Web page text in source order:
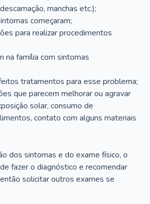
manchas etc.);
começaram;
para realizar procedimentos
na família com sintomas
tratamentos para esse problema;
que parecem melhorar ou agravar
solar, consumo de
contato com alguns materiais
dos sintomas e do exame físico, o
fazer o diagnóstico e recomendar
solicitar outros exames se